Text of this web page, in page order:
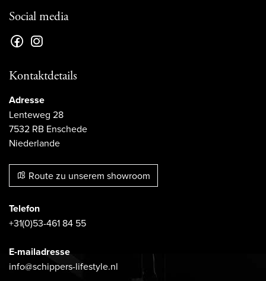
Social media
Kontaktdetails
Adresse
Lenteweg 28
7532 RB Enschede
Niederlande
Route zu unserem showroom
Telefon
+31(0)53-461 84 55
E-mailadresse
info@schippers-lifestyle.nl